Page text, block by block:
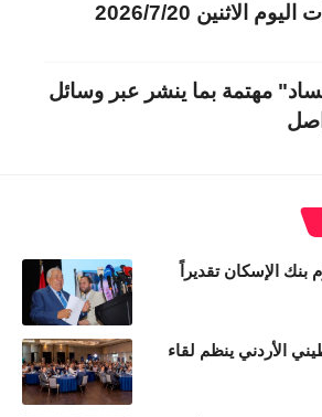
الاثنين 2026/7/20
مهتمة بما ينشر عبر وسائل
الإسكان تقديراً
الأردني ينظم لقاء